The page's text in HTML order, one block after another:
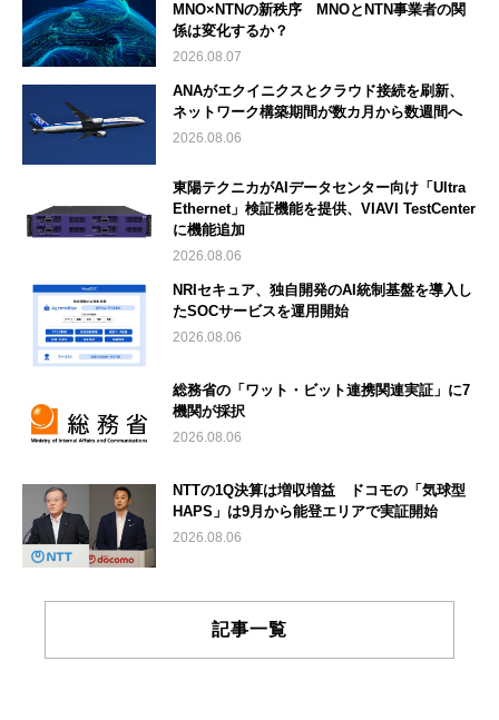
MNO×NTNの新秩序 MNOとNTN事業者の関
係は変化するか？
2026.08.07
ANAがエクイニクスとクラウド接続を刷新、
ネットワーク構築期間が数カ月から数週間へ
2026.08.06
東陽テクニカがAIデータセンター向け「Ultra
Ethernet」検証機能を提供、VIAVI TestCenter
に機能追加
2026.08.06
NRIセキュア、独自開発のAI統制基盤を導入し
たSOCサービスを運用開始
2026.08.06
総務省の「ワット・ビット連携関連実証」に7
機関が採択
2026.08.06
NTTの1Q決算は増収増益 ドコモの「気球型
HAPS」は9月から能登エリアで実証開始
2026.08.06
記事一覧